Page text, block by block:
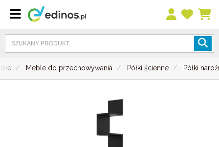
Meble do przechowywania Półki ścienne Półki